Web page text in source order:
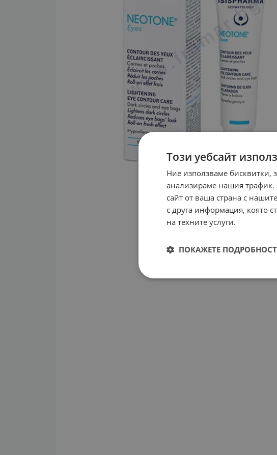
Този уебсайт
Ние използваме бисквитки,
анализираме нашия
сайт от ваша страна с
с друга информация, която
на техните услуги.
ПОКАЖЕТЕ